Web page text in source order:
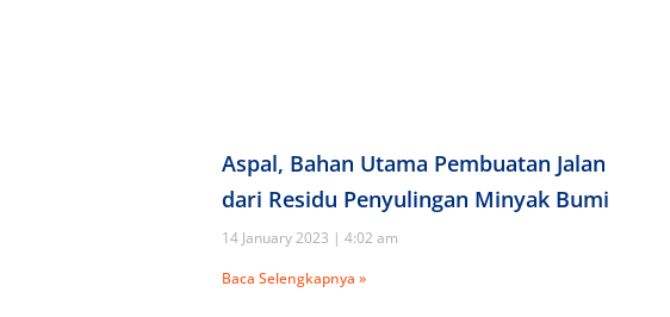
Aspal, Bahan Utama Pembuatan Jalan
dari Residu Penyulingan Minyak Bumi
14 January 2023
4:02 am
Baca Selengkapnya »